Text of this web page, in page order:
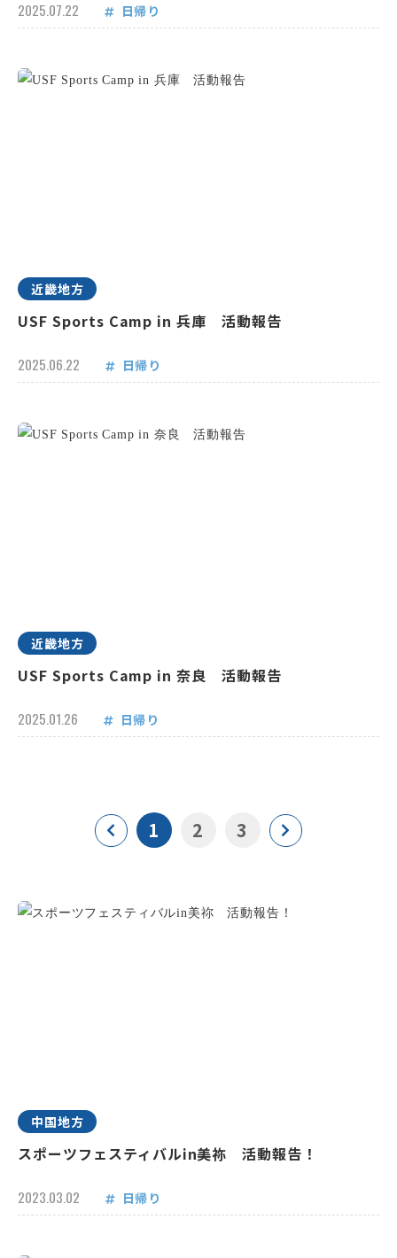
2025.07.22 日帰り
近畿地方
USF Sports Camp in 兵庫 活動報告
2025.06.22 日帰り
近畿地方
USF Sports Camp in 奈良 活動報告
2025.01.26 日帰り
1 2 3
中国地方
スポーツフェスティバルin美祢 活動報告！
2023.03.02 日帰り